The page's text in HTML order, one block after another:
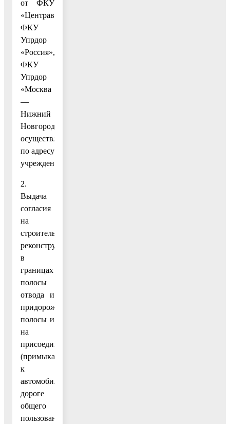
от ФКУ
«Центравтомагистраль»,
ФКУ
Упрдор
«Россия»,
ФКУ
Упрдор
«Москва
—
Нижний
Новгород»
осуществляется
по адресу
учреждения.
2.
Выдача
согласия
на
строительство,
реконструкцию
в
границах
полосы
отвода и
придорожной
полосы и
на
присоединение
(примыкание)
к
автомобильной
дороге
общего
пользования